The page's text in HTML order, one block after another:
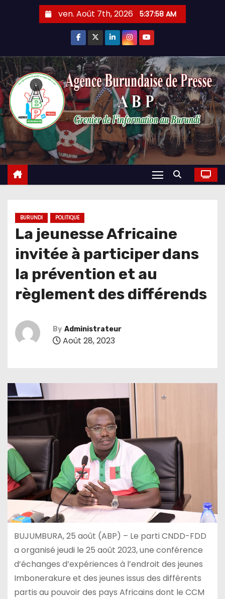
ven. Août 7th, 2026 5:37:59 AM
BURUNDI POLITIQUE
La jeunesse Africaine
invitée à participer dans
la prévention et au
règlement des différends
By Administrateur
Août 28, 2023
BUJUMBURA, 25 août (ABP) – Le parti CNDD-FDD
a organisé jeudi le 25 août 2023, une conférence
d’échanges d’expériences à l’endroit des jeunes
Imbonerakure et des jeunes issus des différents
partis au pouvoir des pays Africains dont le CCM